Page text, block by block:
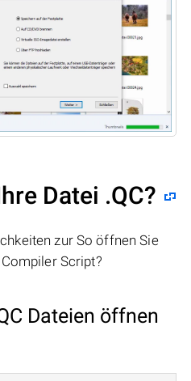
Datei .QC?
zur So öffnen Sie
Script?
Dateien öffnen